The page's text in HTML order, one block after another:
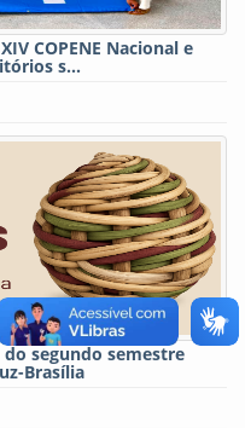
COPENE Nacional e
s...
segundo semestre
Brasília